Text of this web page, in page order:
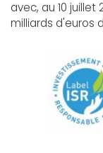
avec, au 10 juillet
milliards d'euros